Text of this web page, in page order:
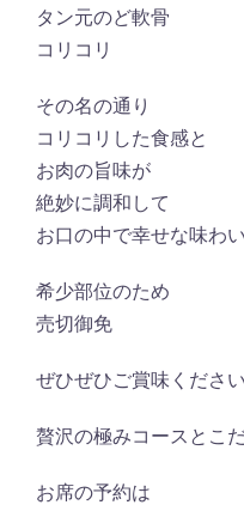
タン元のど軟骨
コリコリ
その名の通り
コリコリした食感と
お肉の旨味が
絶妙に調和して
お口の中で幸せな味わ
希少部位のため
売切御免
ぜひぜひご賞味くださ
贅沢の極みコースとこ
お席の予約は